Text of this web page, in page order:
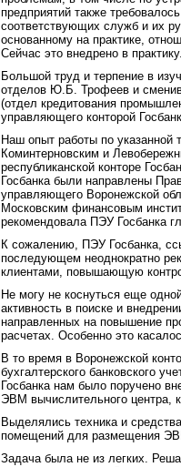
предприятий также
соответствующих служб и их
основанному на практике,
Сейчас это внедрено в практику.
Большой труд и терпение в
отделов Ю.Б. Трофеев и
(отдел кредитования
управляющего конторой
Наш опыт работы по указанной
Коминтерновским и
республиканской конторе
Госбанка были направлены
управляющего Воронежской
Московским финансовым
рекомендовала ПЭУ Госбанка
К сожалению, ПЭУ Госбанка,
последующем неоднократно
клиентами, повышающую
Не могу не коснуться еще
активность в поиске и
направленных на повышение
расчетах. Особенно это
В то время в Воронежской
бухгалтерского банковского
Госбанка нам было поручено
ЭВМ вычислительного центра,
Выделялись техника и
помещений для размещения
Задача была не из легких.